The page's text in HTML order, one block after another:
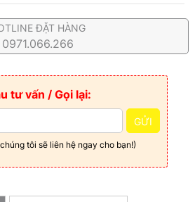
ĐẶT HÀNG
0971.066.266
tư vấn / Gọi lại:
GỬI
tôi sẽ liên hệ ngay cho bạn!)